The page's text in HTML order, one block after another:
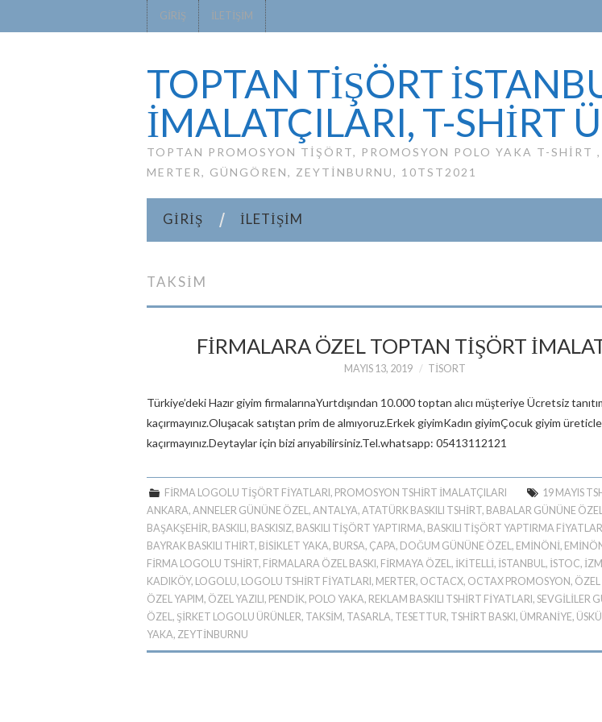
GIRIŞ İLETIŞIM
TOPTAN TİŞÖRT
IMALATÇILARI, T-SHIRT
TOPTAN PROMOSYON TIŞÖRT, PROMOSYON POLO YAKA T-
MERTER, GÜNGÖREN, ZEYTINBURNU, 10TST2021
GIRIŞ İLETIŞIM
TAKSIM
FİRMALARA ÖZEL TOPTAN TİŞÖRT
MAYIS 13, 2019 TISORT
Türkiye’deki Hazır giyim firmalarınaYurtdışından 10.000 toptan alıcı müşteriye Ücretsiz
kaçırmayınız.Oluşacak satıştan prim de almıyoruz.Erkek giyimKadın giyimÇocuk giyim
kaçırmayınız.Deytaylar için bizi arıyabilirsiniz.Tel.whatsapp: 05413112121
FIRMA LOGOLU TIŞÖRT FIYATLARI, PROMOSYON TSHIRT IMALATÇILARI 19 MAYIS
ANKARA, ANNELER GÜNÜNE ÖZEL , ANTALYA, ATATÜRK BASKILI TSHIRT, BABALAR GÜNÜNE ÖZEL
BAŞAKŞEHIR, BASKILI, BASKISIZ, BASKILI TIŞÖRT YAPTIRMA, BASKILI TIŞÖRT YAPTIRMA
BAYRAK BASKILI THIRT, BİSİKLET YAKA, BURSA, ÇAPA, DOĞUM GÜNÜNE ÖZEL , EMINÖNI,
FIRMA LOGOLU TSHIRT, FIRMALARA ÖZEL BASKI, FIRMAYA ÖZEL , IKITELLI, ISTANBUL , İSTOC,
KADIKÖY, LOGOLU, LOGOLU TSHIRT FIYATLARI, MERTER, OCTACX, OCTAX PROMOSYON,
ÖZEL YAPIM, ÖZEL YAZILI, PENDIK, POLO YAKA, REKLAM BASKILI TSHIRT FIYATLARI, SEVGILILER
ÖZEL , ŞIRKET LOGOLU ÜRÜNLER, TAKSIM, TASARLA, TESETTUR, TSHIRT BASKI, ÜMRANIYE,
YAKA, ZEYTINBURNU